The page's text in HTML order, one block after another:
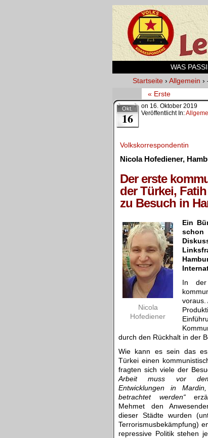
WAS
Startseite › Allgemein ›
« Erste
Okt.
16
on 16. Oktober 2019
Veröffentlicht In:
Volkskorrespondentin
Nicola Hofediener,
Der erste
der Türkei,
zu Besuch in
Nicola
Hofediener
Ein
In
voraus.
durch den Rückhalt in der
Wie kann es sein das
Türkei einen
fragten sich viele der
Arbeit muss vor
Entwicklungen in
betrachtet werden“
Mehmet den
dieser Städte wurden
Terrorismusbekämpfung)
repressive Politik stehen